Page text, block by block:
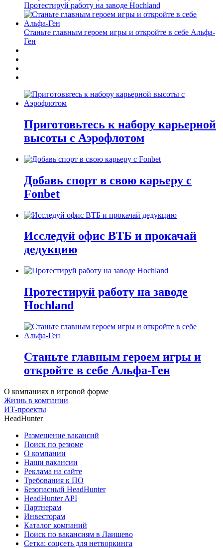
Протестируй работу на заводе Hochland
Станьте главным героем игры и откройте в себе Альфа-
Ген
Приготовьтесь к набору карьерной
высоты с Аэрофлотом
Добавь спорт в свою карьеру с
Fonbet
Исследуй офис ВТБ и прокачай
дедукцию
Протестируй работу на заводе
Hochland
Станьте главным героем игры и
откройте в себе Альфа-Ген
О компаниях в игровой форме
Жизнь в компании
ИТ-проекты
HeadHunter
Размещение вакансий
Поиск по резюме
О компании
Наши вакансии
Реклама на сайте
Требования к ПО
Безопасный HeadHunter
HeadHunter API
Партнерам
Инвесторам
Каталог компаний
Поиск по вакансиям в Лаишево
Сетка: соцсеть для нетворкинга